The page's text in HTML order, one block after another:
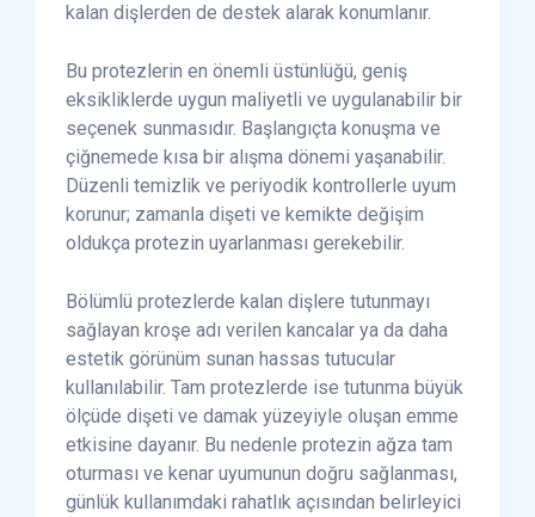
kalan dişlerden de destek alarak konumlanır.
Bu protezlerin en önemli üstünlüğü, geniş
eksikliklerde uygun maliyetli ve uygulanabilir bir
seçenek sunmasıdır. Başlangıçta konuşma ve
çiğnemede kısa bir alışma dönemi yaşanabilir.
Düzenli temizlik ve periyodik kontrollerle uyum
korunur; zamanla dişeti ve kemikte değişim
oldukça protezin uyarlanması gerekebilir.
Bölümlü protezlerde kalan dişlere tutunmayı
sağlayan kroşe adı verilen kancalar ya da daha
estetik görünüm sunan hassas tutucular
kullanılabilir. Tam protezlerde ise tutunma büyük
ölçüde dişeti ve damak yüzeyiyle oluşan emme
etkisine dayanır. Bu nedenle protezin ağza tam
oturması ve kenar uyumunun doğru sağlanması,
günlük kullanımdaki rahatlık açısından belirleyici